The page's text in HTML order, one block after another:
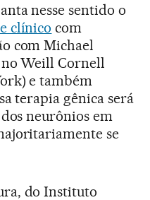
nesse sentido o
clínico com
com Michael
Weill Cornell
e também
terapia gênica será
neurônios em
se
do Instituto